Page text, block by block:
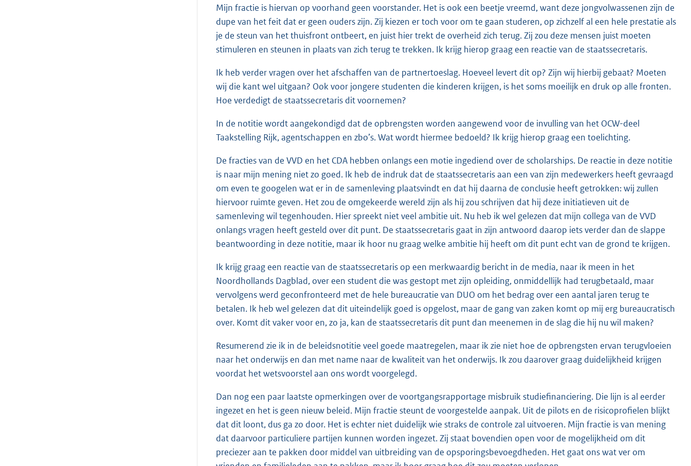
Mijn fractie is hiervan op voorhand geen voorstander. Het is ook een beetje vreemd, want deze jongvolwassenen zijn de
dupe van het feit dat er geen ouders zijn. Zij kiezen er toch voor om te gaan studeren, op zichzelf al een hele prestatie als
je de steun van het thuisfront ontbeert, en juist hier trekt de overheid zich terug. Zij zou deze mensen juist moeten
stimuleren en steunen in plaats van zich terug te trekken. Ik krijg hierop graag een reactie van de staatssecretaris.
Ik heb verder vragen over het afschaffen van de partnertoeslag. Hoeveel levert dit op? Zijn wij hierbij gebaat? Moeten
wij die kant wel uitgaan? Ook voor jongere studenten die kinderen krijgen, is het soms moeilijk en druk op alle fronten.
Hoe verdedigt de staatssecretaris dit voornemen?
In de notitie wordt aangekondigd dat de opbrengsten worden aangewend voor de invulling van het OCW-deel
Taakstelling Rijk, agentschappen en zbo’s. Wat wordt hiermee bedoeld? Ik krijg hierop graag een toelichting.
De fracties van de VVD en het CDA hebben onlangs een motie ingediend over de scholarships. De reactie in deze notitie
is naar mijn mening niet zo goed. Ik heb de indruk dat de staatssecretaris aan een van zijn medewerkers heeft gevraagd
om even te googelen wat er in de samenleving plaatsvindt en dat hij daarna de conclusie heeft getrokken: wij zullen
hiervoor ruimte geven. Het zou de omgekeerde wereld zijn als hij zou schrijven dat hij deze initiatieven uit de
samenleving wil tegenhouden. Hier spreekt niet veel ambitie uit. Nu heb ik wel gelezen dat mijn collega van de VVD
onlangs vragen heeft gesteld over dit punt. De staatssecretaris gaat in zijn antwoord daarop iets verder dan de slappe
beantwoording in deze notitie, maar ik hoor nu graag welke ambitie hij heeft om dit punt echt van de grond te krijgen.
Ik krijg graag een reactie van de staatssecretaris op een merkwaardig bericht in de media, naar ik meen in het
Noordhollands Dagblad, over een student die was gestopt met zijn opleiding, onmiddellijk had terugbetaald, maar
vervolgens werd geconfronteerd met de hele bureaucratie van DUO om het bedrag over een aantal jaren terug te
betalen. Ik heb wel gelezen dat dit uiteindelijk goed is opgelost, maar de gang van zaken komt op mij erg bureaucratisch
over. Komt dit vaker voor en, zo ja, kan de staatssecretaris dit punt dan meenemen in de slag die hij nu wil maken?
Resumerend zie ik in de beleidsnotitie veel goede maatregelen, maar ik zie niet hoe de opbrengsten ervan terugvloeien
naar het onderwijs en dan met name naar de kwaliteit van het onderwijs. Ik zou daarover graag duidelijkheid krijgen
voordat het wetsvoorstel aan ons wordt voorgelegd.
Dan nog een paar laatste opmerkingen over de voortgangsrapportage misbruik studiefinanciering. Die lijn is al eerder
ingezet en het is geen nieuw beleid. Mijn fractie steunt de voorgestelde aanpak. Uit de pilots en de risicoprofielen blijkt
dat dit loont, dus ga zo door. Het is echter niet duidelijk wie straks de controle zal uitvoeren. Mijn fractie is van mening
dat daarvoor particuliere partijen kunnen worden ingezet. Zij staat bovendien open voor de mogelijkheid om dit
preciezer aan te pakken door middel van uitbreiding van de opsporingsbevoegdheden. Het gaat ons wat ver om